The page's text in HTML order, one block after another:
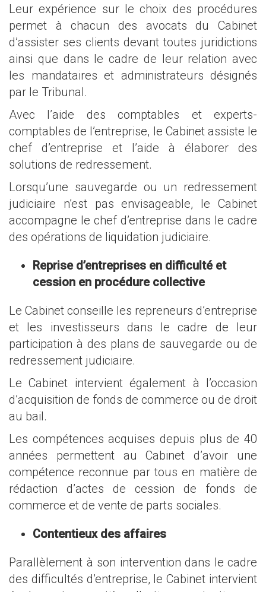
Leur expérience sur le choix des procédures
permet à chacun des avocats du Cabinet
d’assister ses clients devant toutes juridictions
ainsi que dans le cadre de leur relation avec
les mandataires et administrateurs désignés
par le Tribunal.
Avec l’aide des comptables et experts-
comptables de l’entreprise, le Cabinet assiste le
chef d’entreprise et l’aide à élaborer des
solutions de redressement.
Lorsqu’une sauvegarde ou un redressement
judiciaire n’est pas envisageable, le Cabinet
accompagne le chef d’entreprise dans le cadre
des opérations de liquidation judiciaire.
Reprise d’entreprises en difficulté et
cession en procédure collective
Le Cabinet conseille les repreneurs d’entreprise
et les investisseurs dans le cadre de leur
participation à des plans de sauvegarde ou de
redressement judiciaire.
Le Cabinet intervient également à l’occasion
d’acquisition de fonds de commerce ou de droit
au bail.
Les compétences acquises depuis plus de 40
années permettent au Cabinet d’avoir une
compétence reconnue par tous en matière de
rédaction d’actes de cession de fonds de
commerce et de vente de parts sociales.
Contentieux des affaires
Parallèlement à son intervention dans le cadre
des difficultés d’entreprise, le Cabinet intervient